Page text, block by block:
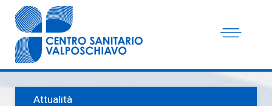
Attualità